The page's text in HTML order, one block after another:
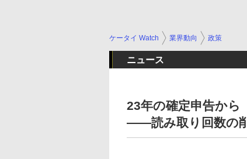
ケータイ Watch 業界動向 政策
ニュース
23年の確定申告から
――読み取り回数の